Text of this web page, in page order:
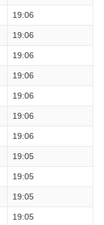
19:06
19:06
19:06
19:06
19:06
19:06
19:06
19:05
19:05
19:05
19:05